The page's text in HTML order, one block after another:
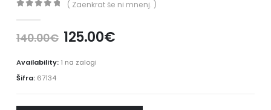
( Zaenkrat še ni mnenj. )
140.00€ 125.00€
Availability: 1 na zalogi
Šifra: 67134